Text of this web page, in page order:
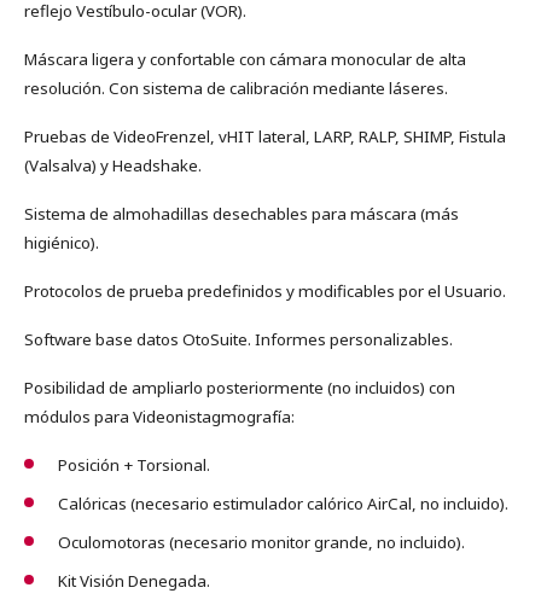
reflejo Vestíbulo-ocular (VOR).
Máscara ligera yconfortable con cámara monocular de alta
resolución. Con sistema de calibración mediante láseres.
Pruebas de VideoFrenzel, vHIT lateral, LARP, RALP, SHIMP, Fistula
(Valsalva) y Headshake.
Sistema de almohadillas desechables para máscara (más
higiénico).
Protocolos de prueba predefinidos y modificables por el Usuario.
Software base datos OtoSuite. Informes personalizables.
Posibilidad de ampliarlo posteriormente (no incluidos) con
módulos para Videonistagmografía:
Posición + Torsional.
Calóricas (necesario estimulador calórico AirCal, no incluido).
Oculomotoras (necesario monitor grande, no incluido).
Kit Visión Denegada.